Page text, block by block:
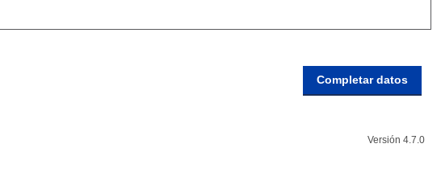
Versión 4.7.0